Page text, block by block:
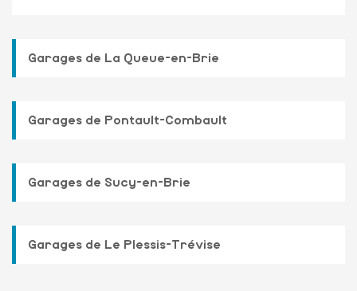
Garages de La Queue-en-Brie
Garages de Pontault-Combault
Garages de Sucy-en-Brie
Garages de Le Plessis-Trévise